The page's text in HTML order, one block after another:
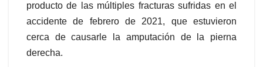
producto de las múltiples fracturas sufridas en el
accidente de febrero de 2021, que estuvieron
cerca de causarle la amputación de la pierna
derecha.